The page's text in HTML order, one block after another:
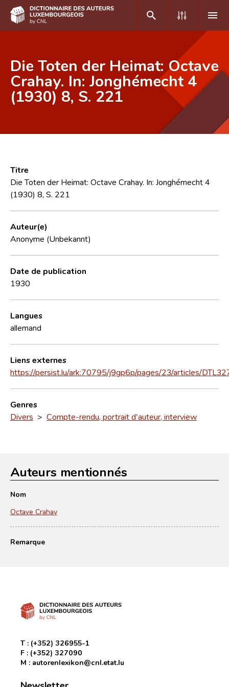
DE FR
Accueil
Recherche avancée
CNL
Équipe scientifique
Die Toten der Heimat: Octave
Crahay. In: Jonghémecht 4
(1930) 8, S. 221
Titre
Die Toten der Heimat: Octave Crahay. In: Jonghémecht 4
(1930) 8, S. 221
Auteur(e)
Anonyme (Unbekannt)
Date de publication
1930
Langues
allemand
Liens externes
https://persist.lu/ark:70795/j9gp6p/pages/23/articles/
Genres
Divers > Compte-rendu, portrait d'auteur, interview
Auteurs mentionnés
Nom
Octave Crahay
Remarque
T : (+352) 326955-1
F : (+352) 327090
M : autorenlexikon@cnl.etat.lu